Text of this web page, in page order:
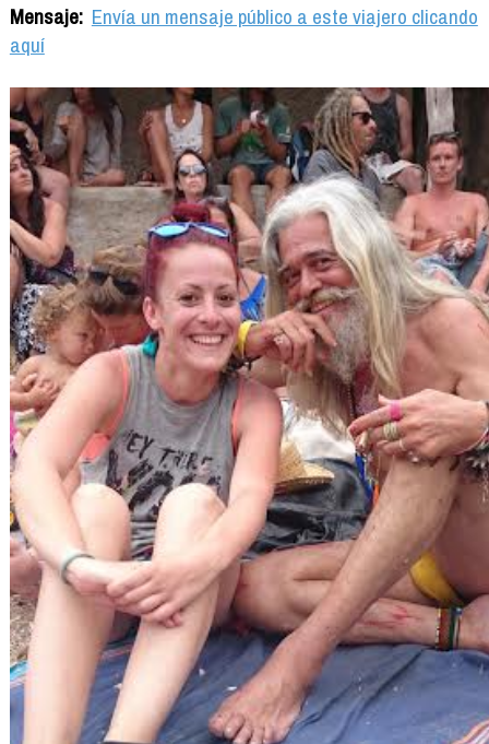
Mensaje: Envía un mensaje público a este viajero clicando
aquí